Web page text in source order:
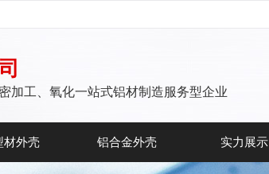
加工、氧化一站式铝材制造服务型企业
材外壳 铝合金外壳 实力展示